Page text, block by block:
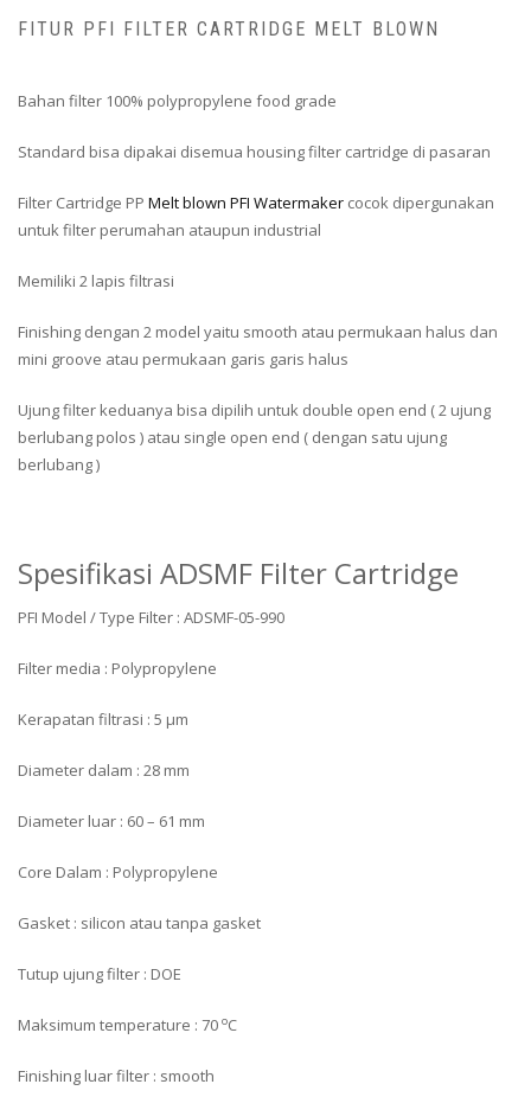
FITUR PFI FILTER CARTRIDGE MELT BLOWN
Bahan filter 100% polypropylene food grade
Standard bisa dipakai disemua housing filter cartridge di pasaran
Filter Cartridge PP Melt blown PFI Watermaker cocok dipergunakan
untuk filter perumahan ataupun industrial
Memiliki 2 lapis filtrasi
Finishing dengan 2 model yaitu smooth atau permukaan halus dan
mini groove atau permukaan garis garis halus
Ujung filter keduanya bisa dipilih untuk double open end ( 2 ujung
berlubang polos ) atau single open end ( dengan satu ujung
berlubang )
Spesifikasi ADSMF Filter Cartridge
PFI Model / Type Filter : ADSMF-05-990
Filter media : Polypropylene
Kerapatan filtrasi : 5 μm
Diameter dalam : 28 mm
Diameter luar : 60 – 61 mm
Core Dalam : Polypropylene
Gasket : silicon atau tanpa gasket
Tutup ujung filter : DOE
Maksimum temperature : 70 oC
Finishing luar filter : smooth